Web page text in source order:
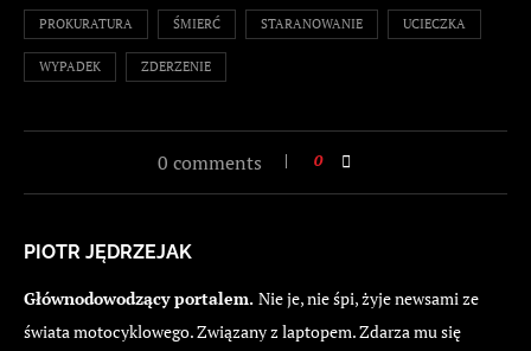
PROKURATURA ŚMIERĆ STARANOWANIE UCIECZKA
WYPADEK ZDERZENIE
0 comments 0
PIOTR JĘDRZEJAK
Głównodowodzący portalem. Nie je, nie śpi, żyje newsami ze
świata motocyklowego. Związany z laptopem. Zdarza mu się